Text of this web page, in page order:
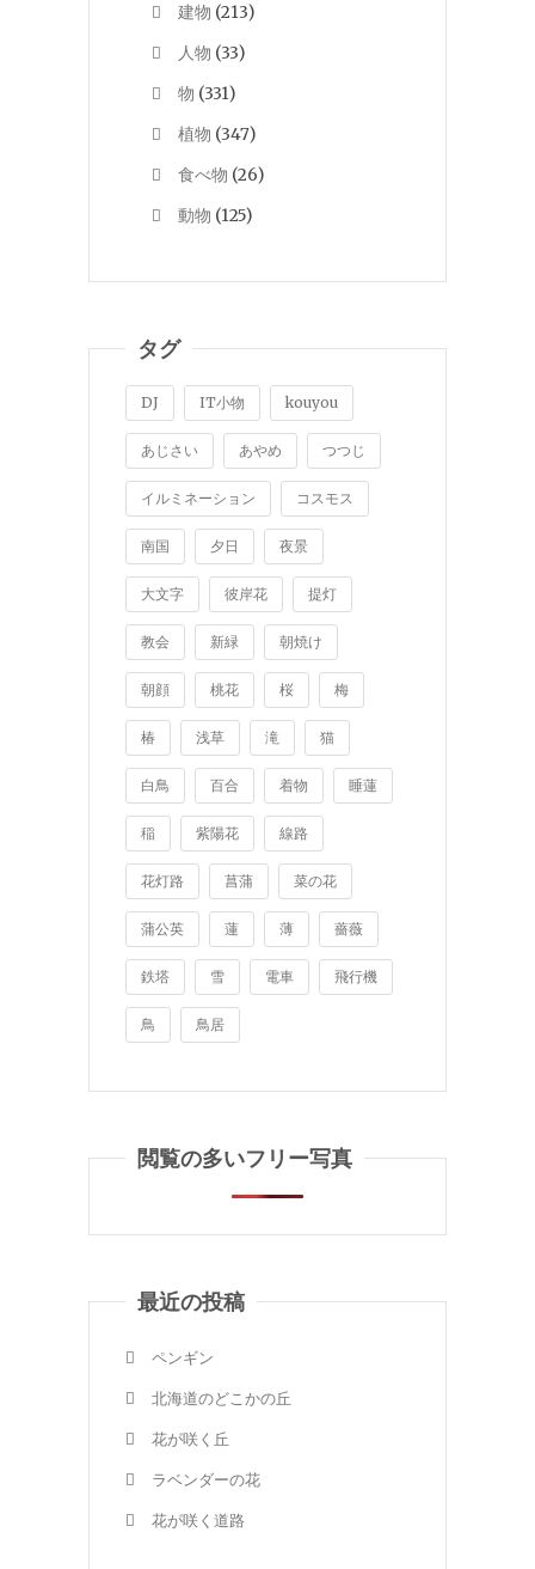
建物 (213)
人物 (33)
物 (331)
植物 (347)
食べ物 (26)
動物 (125)
タグ
DJ IT小物 kouyou
あじさい あやめ つつじ
イルミネーション コスモス
南国 夕日 夜景
大文字 彼岸花 提灯
教会 新緑 朝焼け
朝顔 桃花 桜 梅
椿 浅草 滝 猫
白鳥 百合 着物 睡蓮
稲 紫陽花 線路
花灯路 菖蒲 菜の花
蒲公英 蓮 薄 薔薇
鉄塔 雪 電車 飛行機
鳥 鳥居
閲覧の多いフリー写真
最近の投稿
ペンギン
北海道のどこかの丘
花が咲く丘
ラベンダーの花
花が咲く道路